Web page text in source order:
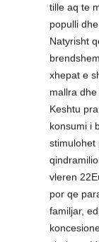
tille aq te
populli
Natyrisht
xhepat e
mallra
Keshtu
konsumi i
stimulohet
vleren
por qe
familjar,